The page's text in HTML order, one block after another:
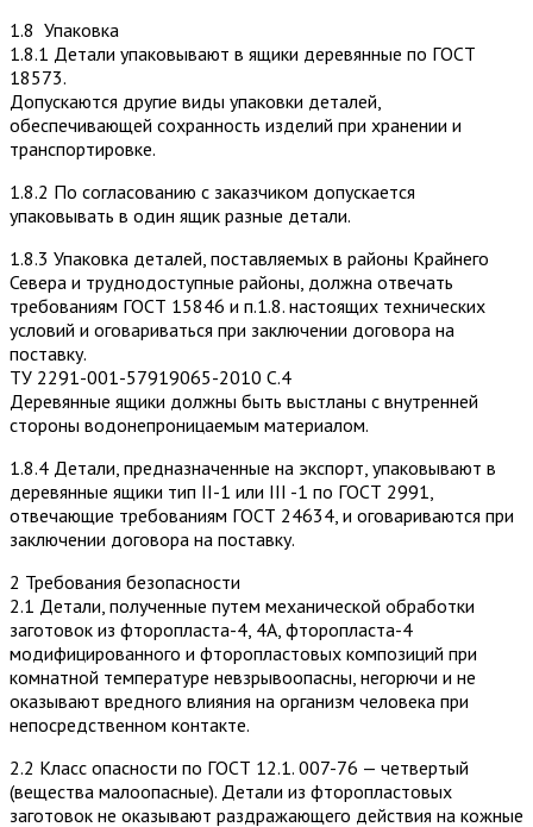
1.8 Упаковка
1.8.1 Детали упаковывают в ящики деревянные по ГОСТ
18573.
Допускаются другие виды упаковки деталей,
обеспечивающей сохранность изделий при хранении и
транспортировке.
1.8.2 По согласованию с заказчиком допускается
упаковывать в один ящик разные детали.
1.8.3 Упаковка деталей, поставляемых в районы Крайнего
Севера и труднодоступные районы, должна отвечать
требованиям ГОСТ 15846 и п.1.8. настоящих технических
условий и оговариваться при заключении договора на
поставку.
ТУ 2291-001-57919065-2010 С.4
Деревянные ящики должны быть выстланы с внутренней
стороны водонепроницаемым материалом.
1.8.4 Детали, предназначенные на экспорт, упаковывают в
деревянные ящики тип II-1 или III -1 по ГОСТ 2991,
отвечающие требованиям ГОСТ 24634, и оговариваются при
заключении договора на поставку.
2 Требования безопасности
2.1 Детали, полученные путем механической обработки
заготовок из фторопласта-4, 4А, фторопласта-4
модифицированного и фторопластовых композиций при
комнатной температуре невзрывоопасны, негорючи и не
оказывают вредного влияния на организм человека при
непосредственном контакте.
2.2 Класс опасности по ГОСТ 12.1. 007-76 — четвертый
(вещества малоопасные). Детали из фторопластовых
заготовок не оказывают раздражающего действия на кожные